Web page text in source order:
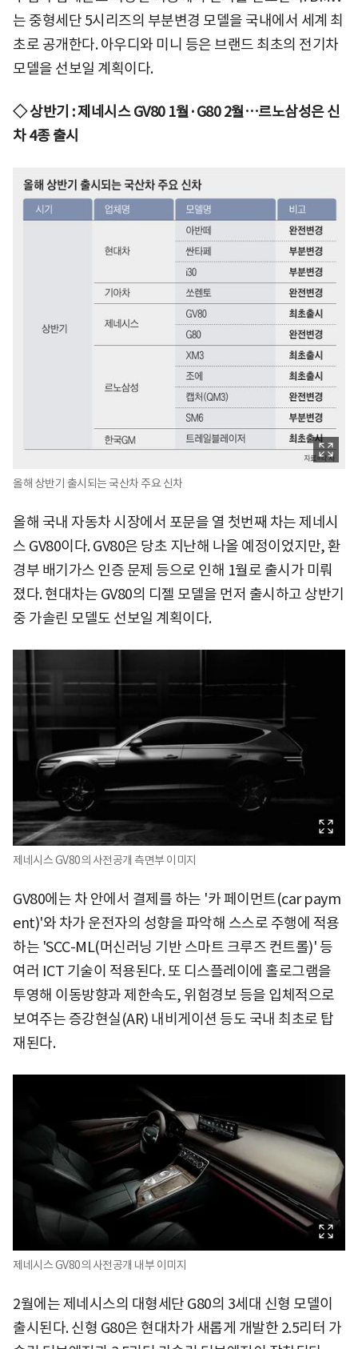
는 중형세단 5시리즈의 부분변경 모델을 국내에서 세계 최
초로 공개한다. 아우디와 미니 등은 브랜드 최초의 전기차
모델을 선보일 계획이다.
◇ 상반기 : 제네시스 GV80 1월·G80 2월…르노삼성은 신
차 4종 출시
올해 상반기 출시되는 국산차 주요 신차
올해 국내 자동차 시장에서 포문을 열 첫번째 차는 제네시
스 GV80이다. GV80은 당초 지난해 나올 예정이었지만, 환
경부 배기가스 인증 문제 등으로 인해 1월로 출시가 미뤄
졌다. 현대차는 GV80의 디젤 모델을 먼저 출시하고 상반기
중 가솔린 모델도 선보일 계획이다.
제네시스 GV80의 사전공개 측면부 이미지
GV80에는 차 안에서 결제를 하는 '카 페이먼트(car paym
ent)'와 차가 운전자의 성향을 파악해 스스로 주행에 적용
하는 'SCC-ML(머신러닝 기반 스마트 크루즈 컨트롤)' 등
여러 ICT 기술이 적용된다. 또 디스플레이에 홀로그램을
투영해 이동방향과 제한속도, 위험경보 등을 입체적으로
보여주는 증강현실(AR) 내비게이션 등도 국내 최초로 탑
재된다.
제네시스 GV80의 사전공개 내부 이미지
2월에는 제네시스의 대형세단 G80의 3세대 신형 모델이
출시된다. 신형 G80은 현대차가 새롭게 개발한 2.5리터 가